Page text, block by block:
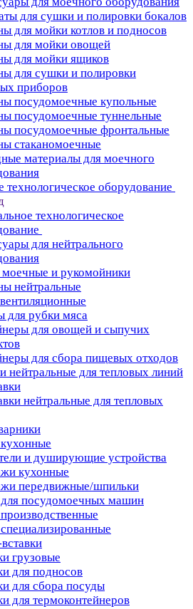
для сушки и полировки бокалов
для мойки котлов и подносов
для мойки овощей
для мойки ящиков
для сушки и полировки
приборов
посудомоечные купольные
посудомоечные туннельные
посудомоечные фронтальные
стаканомоечные
материалы для моечного
технологическое оборудование
технологическое
для нейтрального
и рукомойники
нейтральные
для рубки мяса
для овощей и сыпучих
для сбора пищевых отходов
нейтральные для тепловых линий
нейтральные для тепловых
и душирующие устройства
кухонные
передвижные/шпильки
посудомоечных машин
грузовые
для подносов
для сбора посуды
для термоконтейнеров